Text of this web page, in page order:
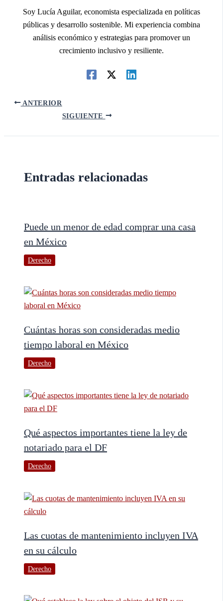
Soy Lucía Aguilar, economista especializada en políticas
públicas y desarrollo sostenible. Mi experiencia combina
análisis económico y estrategias para promover un
crecimiento inclusivo y resiliente.
ANTERIOR
SIGUIENTE
Entradas relacionadas
Puede un menor de edad comprar una casa
en México
Derecho
Cuántas horas son consideradas medio
tiempo laboral en México
Derecho
Qué aspectos importantes tiene la ley de
notariado para el DF
Derecho
Las cuotas de mantenimiento incluyen IVA
en su cálculo
Derecho